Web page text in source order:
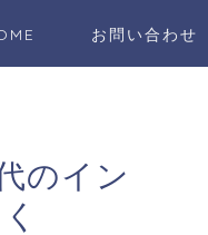
お問い合わせ
のイン